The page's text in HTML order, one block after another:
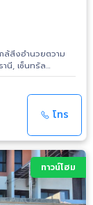
Market (3 กม.),
าล: รพ.จุฬาภรณ์
ข (รวมค่าส่วน
บาท สัญญา
ะกันความเสียหาย
ก), กรณีจดทะเบียน
ของขอสงวนสิทธิ์
สิ่งอำนวยตวาม
นี, เซ็นทรัล
เรียนสีกัน, ศุนย์
รีสมาน, สถานี
โทร
ทาวน์โฮม